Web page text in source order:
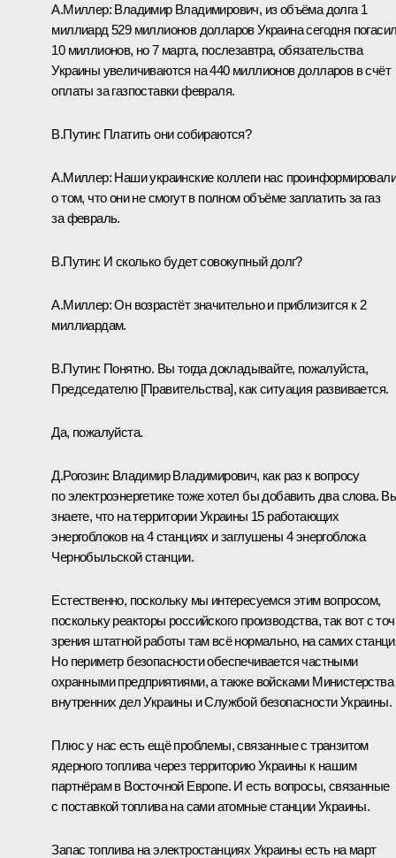
А.Миллер: Владимир Владимирович, из объёма долга 1
миллиард 529 миллионов долларов Украина сегодня
10 миллионов, но 7 марта, послезавтра, обязательства
Украины увеличиваются на 440 миллионов долларов в счёт
оплаты за газпоставки февраля.
В.Путин: Платить они собираются?
А.Миллер: Наши украинские коллеги нас
о том, что они не смогут в полном объёме заплатить за газ
за февраль.
В.Путин: И сколько будет совокупный долг?
А.Миллер:Он возрастёт значительно и приблизится к 2
миллиардам.
В.Путин: Понятно. Вы тогда докладывайте, пожалуйста,
Председателю [Правительства], как ситуация развивается.
Да, пожалуйста.
Д.Рогозин: Владимир Владимирович, как раз к вопросу
по электроэнергетике тоже хотел бы добавить два слова.
знаете, что на территории Украины 15 работающих
энергоблоков на 4 станциях и заглушены 4 энергоблока
Чернобыльской станции.
Естественно, поскольку мы интересуемся этим вопросом,
поскольку реакторы российского производства, так вот с
зрения штатной работы там всё нормально, на самих
Но периметр безопасности обеспечивается частными
охранными предприятиями, а также войсками Министерства
внутренних дел Украины и Службой безопасности Украины.
Плюс у нас есть ещё проблемы, связанные с транзитом
ядерного топлива через территорию Украины к нашим
партнёрам в Восточной Европе. И есть вопросы, связанные
с поставкой топлива на сами атомные станции Украины.
Запас топлива на электростанциях Украины есть на март